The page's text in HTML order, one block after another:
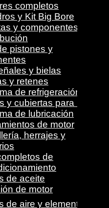
completos
y Kit Big Bore
y componentes
pistones y
y bielas
y retenes
de refrigeración
y cubiertas para motor
de lubricación
de motor
herrajes y
de
de aceite
de motor
de aire y elementos